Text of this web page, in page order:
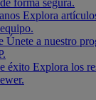
forma segura.
Explora
Únete a nuestro
éxito Explora los